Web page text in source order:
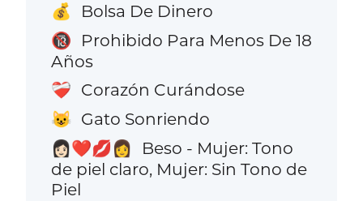
💰 Bolsa De Dinero
🔞
Prohibido Para Menos De 18
Años
❤️‍🩹 Corazón Curándose
😺 Gato Sonriendo
👩🏻‍❤️‍💋‍👩
Beso - Mujer: Tono
de piel claro, Mujer: Sin Tono de
Piel